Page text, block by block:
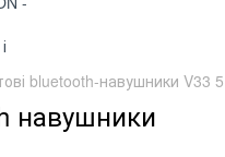
bluetooth-навушники V33
навушники